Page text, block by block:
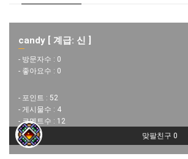
candy [ 계급: 신 ]
- 방문자수 : 0
- 좋아요수 : 0
- 포인트 : 52
- 게시물수 : 4
- 코멘트수 : 12
맞팔친구 0